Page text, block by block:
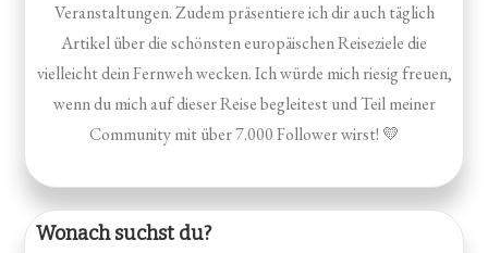
Veranstaltungen. Zudem präsentiere ich dir auch täglich
Artikel über die schönsten europäischen Reiseziele die
vielleicht dein Fernweh wecken. Ich würde mich riesig freuen,
wenn du mich auf dieser Reise begleitest und Teil meiner
Community mit über 7.000 Follower wirst! 💛
Wonach suchst du?